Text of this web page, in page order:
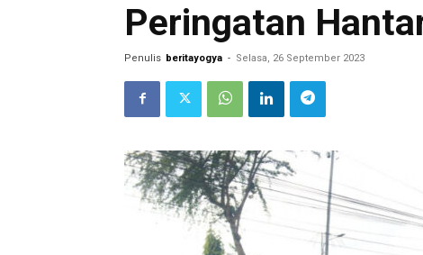
Peringatan
Penulis beritayogya - Selasa, 26 September 2023